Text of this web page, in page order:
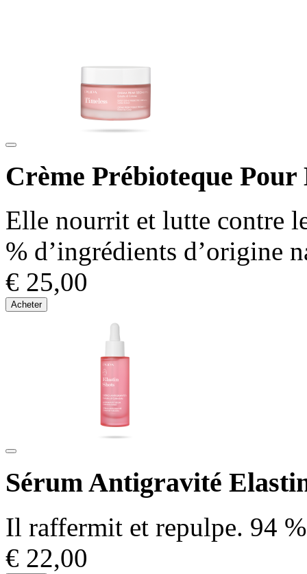
Crème Prébioteque Pour
Elle nourrit et lutte contre
% d’ingrédients d’origine
€ 25,00
Acheter
Sérum Antigravité
Il raffermit et repulpe. 94
€ 22,00